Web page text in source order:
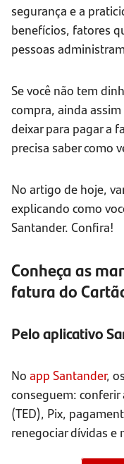
segurança e a
benefícios, fatores
pessoas
Se você não tem
compra, ainda
deixar para pagar a
precisa saber como
No artigo de hoje,
explicando como
Santander. Confira!
Conheça as
fatura do
Pelo aplicativo
No app Santander,
conseguem:
(TED), Pix,
renegociar dívidas e